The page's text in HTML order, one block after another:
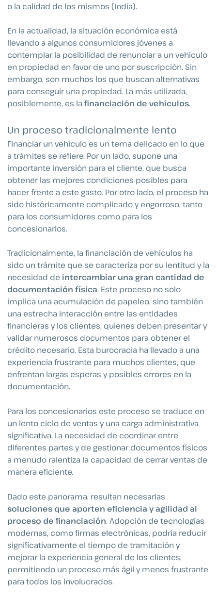
o la calidad de los mismos (India).
En la actualidad, la situación económica está
llevando a algunos consumidores jóvenes a
contemplar la posibilidad de renunciar a un vehículo
en propiedad en favor de uno por suscripción. Sin
embargo, son muchos los que buscan alternativas
para conseguir una propiedad. La más utilizada,
posiblemente, es la financiación de vehículos.
Un proceso tradicionalmente lento
Financiar un vehículo es un tema delicado en lo que
a trámites se refiere. Por un lado, supone una
importante inversión para el cliente, que busca
obtener las mejores condiciones posibles para
hacer frente a este gasto. Por otro lado, el proceso ha
sido históricamente complicado y engorroso, tanto
para los consumidores como para los
concesionarios.
Tradicionalmente, la financiación de vehículos ha
sido un trámite que se caracteriza por su lentitud y la
necesidad de intercambiar una gran cantidad de
documentación física. Este proceso no solo
implica una acumulación de papeleo, sino también
una estrecha interacción entre las entidades
financieras y los clientes, quienes deben presentar y
validar numerosos documentos para obtener el
crédito necesario. Esta burocracia ha llevado a una
experiencia frustrante para muchos clientes, que
enfrentan largas esperas y posibles errores en la
documentación.
Para los concesionarios este proceso se traduce en
un lento ciclo de ventas y una carga administrativa
significativa. La necesidad de coordinar entre
diferentes partes y de gestionar documentos físicos
a menudo ralentiza la capacidad de cerrar ventas de
manera eficiente.
Dado este panorama, resultan necesarias
soluciones que aporten eficiencia y agilidad al
proceso de financiación. Adopción de tecnologías
modernas, como firmas electrónicas, podría reducir
significativamente el tiempo de tramitación y
mejorar la experiencia general de los clientes,
permitiendo un proceso más ágil y menos frustrante
para todos los involucrados.